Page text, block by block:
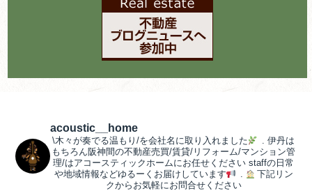
acoustic__home
\木々が奏でる温もり/を会社名に取り入れました . 伊丹は
もちろん阪神間の不動産売買/賃貸/リフォーム/マンション管
理/はアコースティックホームにお任せください staffの日常
や地域情報などゆるーくお届けしています
.
下記リン
クからお気軽にお問合せください